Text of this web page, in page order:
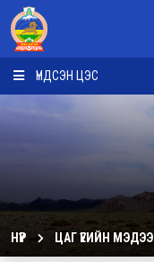
ҮНДСЭН ЦЭС
НҮҮР ЦАГ ҮЕИЙН МЭДЭЭ